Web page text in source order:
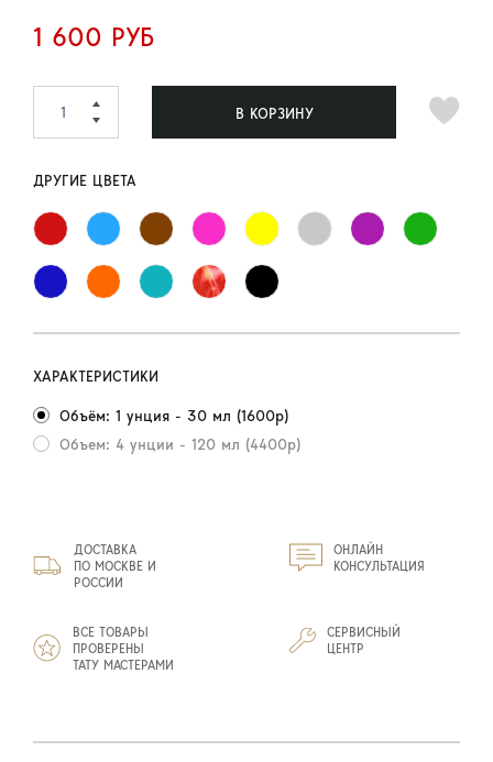
1 600 РУБ
В КОРЗИНУ
ДРУГИЕ ЦВЕТА
ХАРАКТЕРИСТИКИ
Объём: 1 унция - 30 мл (1600р)
Объем: 4 унции - 120 мл (4400р)
ДОСТАВКА
ПО МОСКВЕ И
РОССИИ
ОНЛАЙН
КОНСУЛЬТАЦИЯ
ВСЕ ТОВАРЫ
ПРОВЕРЕНЫ
ТАТУ МАСТЕРАМИ
СЕРВИСНЫЙ
ЦЕНТР